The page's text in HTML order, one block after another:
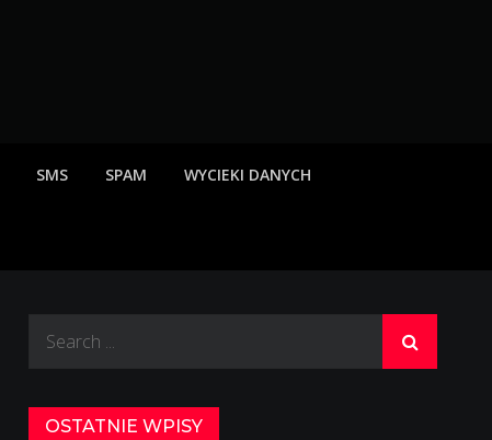
SMS SPAM WYCIEKI DANYCH
OSTATNIE WPISY